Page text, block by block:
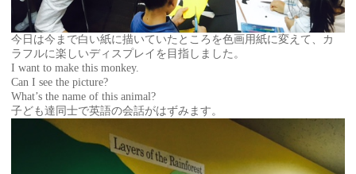
今日は今まで白い紙に描いていたところを色画用紙に変えて、カ
ラフルに楽しいディスプレイを目指しました。
I want to make this monkey.
Can I see the picture?
What’s the name of this animal?
子ども達同士で英語の会話がはずみます。